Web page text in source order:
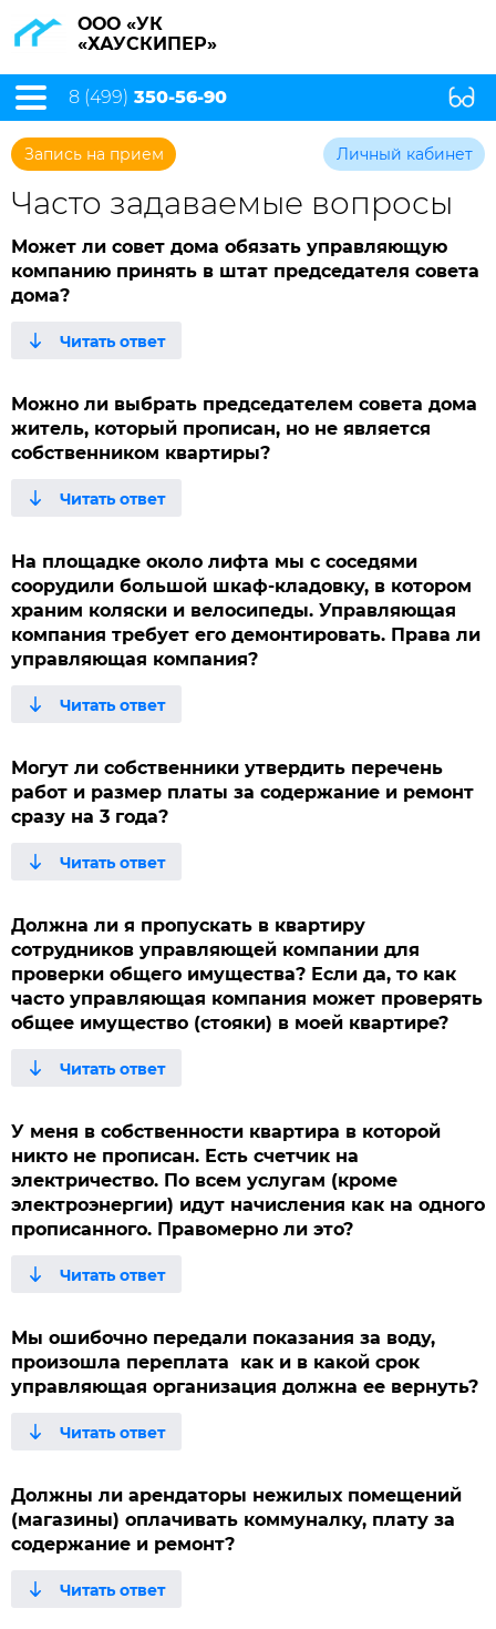
ООО «УК
«ХАУСКИПЕР»
8 (499) 350-56-90
Запись на прием Личный кабинет
Часто задаваемые вопросы
Может ли совет дома обязать управляющую
компанию принять в штат председателя совета
дома?
Можно ли выбрать председателем совета дома
житель, который прописан, но не является
собственником квартиры?
На площадке около лифта мы с соседями
соорудили большой шкаф-кладовку, в котором
храним коляски и велосипеды. Управляющая
компания требует его демонтировать. Права ли
управляющая компания?
Могут ли собственники утвердить перечень
работ и размер платы за содержание и ремонт
сразу на 3 года?
Должна ли я пропускать в квартиру
сотрудников управляющей компании для
проверки общего имущества? Если да, то как
часто управляющая компания может проверять
общее имущество (стояки) в моей квартире?
У меня в собственности квартира в которой
никто не прописан. Есть счетчик на
электричество. По всем услугам (кроме
электроэнергии) идут начисления как на одного
прописанного. Правомерно ли это?
Мы ошибочно передали показания за воду,
произошла переплата как и в какой срок
управляющая организация должна ее вернуть?
Должны ли арендаторы нежилых помещений
(магазины) оплачивать коммуналку, плату за
содержание и ремонт?